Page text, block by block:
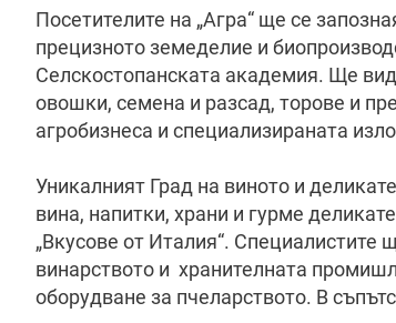
Посетителите на „Агра“ ще се
прецизното земеделие и
Селскостопанската академия. Ще
овошки, семена и разсад, торове и
агробизнеса и специализираната
Уникалният Град на виното и
вина, напитки, храни и гурме
„Вкусове от Италия“.
винарството и хранителната
оборудване за пчеларството. В